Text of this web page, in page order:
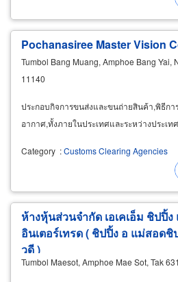
Pochanasiree Master Vision
Tumbol Bang Muang, Amphoe Bang Yai,
11140
ประกอบกิจการขนส่งและขนถ่ายสินค้า,พิธีกา
อากาศ,ทั้งภายในประเทศและระหว่างประเทศ
Category :Customs Clearing Agencies
ห้างหุ้นส่วนจำกัด เอเคเอ็ม ชิปปิ้
อินเตอร์เทรด ( ชิปปิ้ง อ แม่สอดชิ
วดี )
Tumbol Maesot, Amphoe Mae Sot, Tak